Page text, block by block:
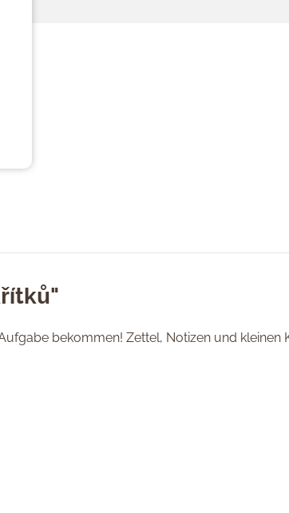
bekommen! Zettel, Notizen und kleinen